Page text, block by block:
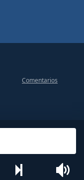
Comentarios